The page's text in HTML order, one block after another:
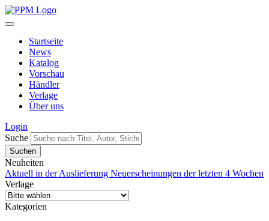
Startseite
News
Katalog
Vorschau
Händler
Verlage
Über uns
Login
Suche
Neuheiten
Aktuell in der Auslieferung Neuerscheinungen der letzten 4 Wochen
Verlage
Kategorien